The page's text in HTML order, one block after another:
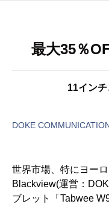
最大35％
11イン
DOKE
世界市場、特にヨー
Blackview(運営：
ブレット「Tabwee